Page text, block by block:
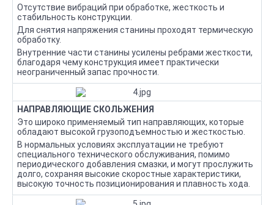
Отсутствие вибраций при обработке, жесткость и
стабильность конструкции.
Для снятия напряжения станины проходят термическую
обработку.
Внутренние части станины усилены ребрами жесткости,
благодаря чему конструкция имеет практически
неограниченный запас прочности.
НАПРАВЛЯЮЩИЕ СКОЛЬЖЕНИЯ
Это широко применяемый тип направляющих, которые
обладают высокой грузоподъемностью и жесткостью.
В нормальных условиях эксплуатации не требуют
специального технического обслуживания, помимо
периодического добавления смазки, и могут прослужить
долго, сохраняя высокие скоростные характеристики,
высокую точность позиционирования и плавность хода.